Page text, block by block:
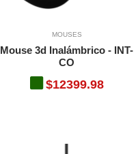
MOUSES
Mouse 3d Inalámbrico - INT-
CO
$12399.98